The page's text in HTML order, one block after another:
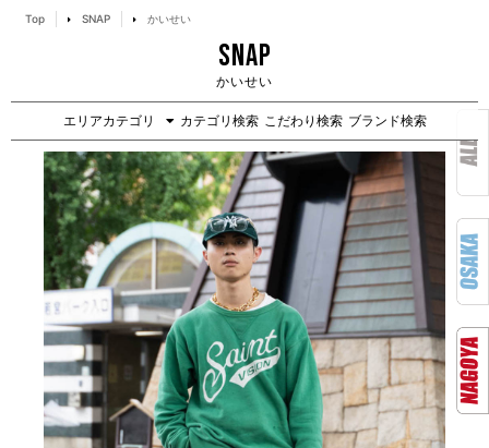
Top SNAP かいせい
SNAP
かいせい
エリアカテゴリ カテゴリ検索 こだわり検索 ブランド検索